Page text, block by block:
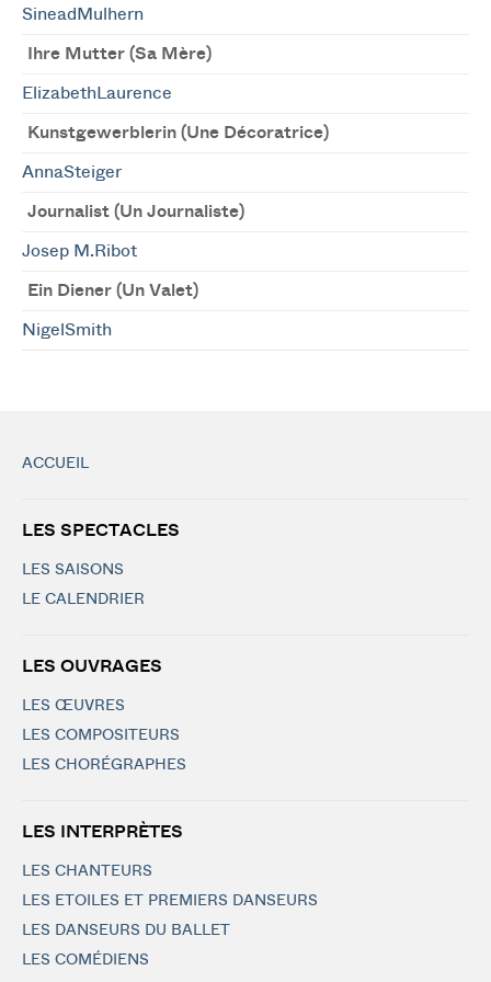
SineadMulhern
Ihre Mutter (Sa Mère)
ElizabethLaurence
Kunstgewerblerin (Une Décoratrice)
AnnaSteiger
Journalist (Un Journaliste)
Josep M.Ribot
Ein Diener (Un Valet)
NigelSmith
ACCUEIL
LES SPECTACLES
LES SAISONS
LE CALENDRIER
LES OUVRAGES
LES ŒUVRES
LES COMPOSITEURS
LES CHORÉGRAPHES
LES INTERPRÈTES
LES CHANTEURS
LES ETOILES ET PREMIERS DANSEURS
LES DANSEURS DU BALLET
LES COMÉDIENS